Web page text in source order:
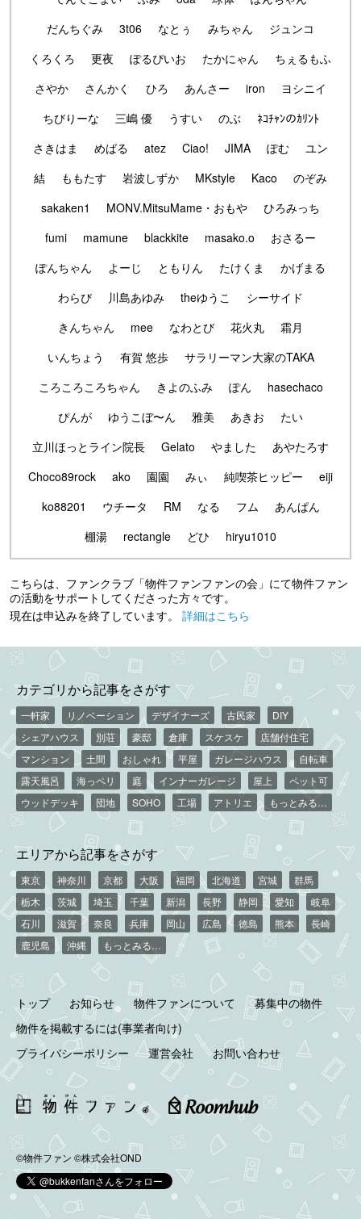
だんちぐみ
3t06 なとぅ みちゃん
ジュンコ
くろくろ
更夜 ぽるぴいお たかにゃん
ちぇるもふ
さやか
さんかく ひろ あんさー iron
ヨシニイ
ちびりーな
三嶋 優 うすい のぶ
ﾈｺﾁｬﾝのｶﾘﾝﾄ
さきはま
めばる atez Ciao! JIMA ぽむ
ユン
結
ももたす 岩波しずか MKstyle Kaco
のぞみ
sakaken1
MONV.MitsuMame・おもや
ひろみっち
fumi
mamune blackkite masako.o
おさるー
ぽんちゃん
よーじ ともりん たけくま
かげまる
わらび
川島あゆみ theゆうこ
シーサイド
きんちゃん
mee なわとび 花火丸
霜月
いんちょう
有賀 悠歩
サラリーマン大家のTAKA
ころころころちゃん
きよのふみ ぽん
hasechaco
ぴんが
ゆうこぼ〜ん 雅美 あきお
たい
立川ほっとライン院長
Gelato やました
あやたろす
Choco89rock
ako 園園 みぃ 純喫茶ヒッピー
eiji
ko88201
ウチータ RM なる フム
あんぱん
棚湯
rectangle どひ hiryu1010
こちらは、ファンクラブ「物件ファンファンの会」にて物件ファン
の活動をサポートしてくださった方々です。
現在は申込みを終了しています。 詳細はこちら
カテゴリから記事をさがす
一軒家 リノベーション デザイナーズ 古民家
DIY
シェアハウス
別荘 豪邸 倉庫 スケスケ
店舗付住宅
マンション
土間 おしゃれ 平屋 ガレージハウス
自転車
露天風呂
海っペリ 庭 インナーガレージ 屋上
ペット可
ウッドデッキ
団地 SOHO 工場 アトリエ もっとみる…
エリアから記事をさがす
東京 神奈川 京都 大阪 福岡 北海道 宮城
群馬
栃木
茨城 埼玉 千葉 新潟 長野 静岡 愛知
岐阜
石川
滋賀 奈良 兵庫 岡山 広島 徳島 熊本
長崎
鹿児島
沖縄 もっとみる…
トップ お知らせ 物件ファンについて
募集中の物件
物件を掲載するには(事業者向け)
プライバシーポリシー
運営会社 お問い合わせ
©物件ファン ©株式会社OND